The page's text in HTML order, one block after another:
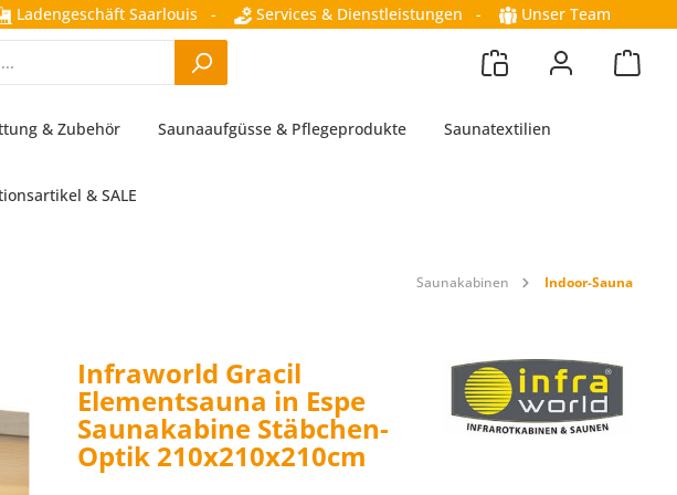
Ladengeschäft Saarlouis - Services & Dienstleistungen - Unser Team
& Zubehör Saunaaufgüsse & Pflegeprodukte Saunatextilien
& SALE
Saunakabinen Indoor-Sauna
Infraworld Gracil
Elementsauna in Espe
Saunakabine Stäbchen-
Optik 210x210x210cm